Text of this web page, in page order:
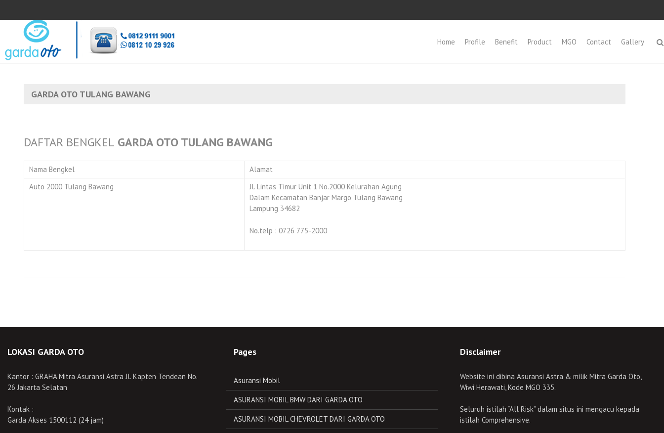
Home Profile Benefit Product MGO Contact Gallery
GARDA OTO TULANG BAWANG
DAFTAR BENGKEL GARDA OTO TULANG BAWANG
Nama Bengkel
Alamat
Auto 2000 Tulang Bawang
Jl. Lintas Timur Unit 1 No.2000 Kelurahan Agung
Dalam Kecamatan Banjar Margo Tulang Bawang
Lampung 34682
No.telp : 0726 775-2000
LOKASI GARDA OTO
Kantor : GRAHA Mitra Asuransi Astra Jl. Kapten Tendean No.
26 Jakarta Selatan
Kontak :
Garda Akses 1500112 (24 jam)
Pages
Asuransi Mobil
ASURANSI MOBIL BMW DARI GARDA OTO
ASURANSI MOBIL CHEVROLET DARI GARDA OTO
Disclaimer
Website ini dibina Asuransi Astra & milik Mitra Garda Oto,
Wiwi Herawati, Kode MGO 335.
Seluruh istilah “All Risk” dalam situs ini mengacu kepada
istilah Comprehensive.